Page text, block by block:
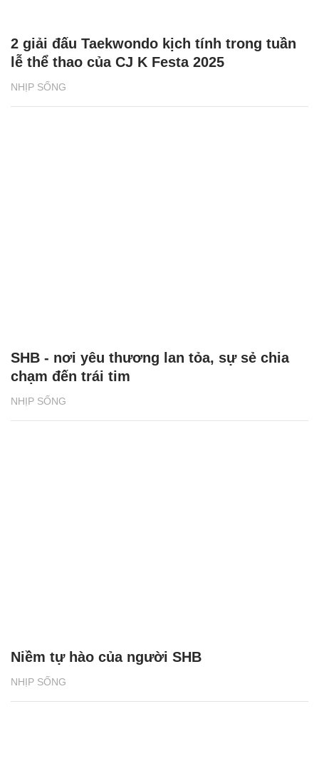
NHỊP SỐNG
2 giải đấu Taekwondo kịch tính trong tuần
lễ thể thao của CJ K Festa 2025
NHỊP SỐNG
SHB - nơi yêu thương lan tỏa, sự sẻ chia
chạm đến trái tim
NHỊP SỐNG
Niềm tự hào của người SHB